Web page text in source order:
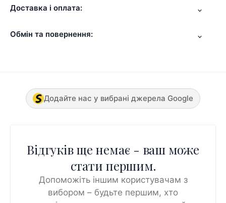
Доставка і оплата:
Обмін та повернення:
Додайте нас у вибрані джерела Google
Відгуків ще немає - ваш може
стати першим.
Допоможіть іншим користувачам з
вибором – будьте першим, хто